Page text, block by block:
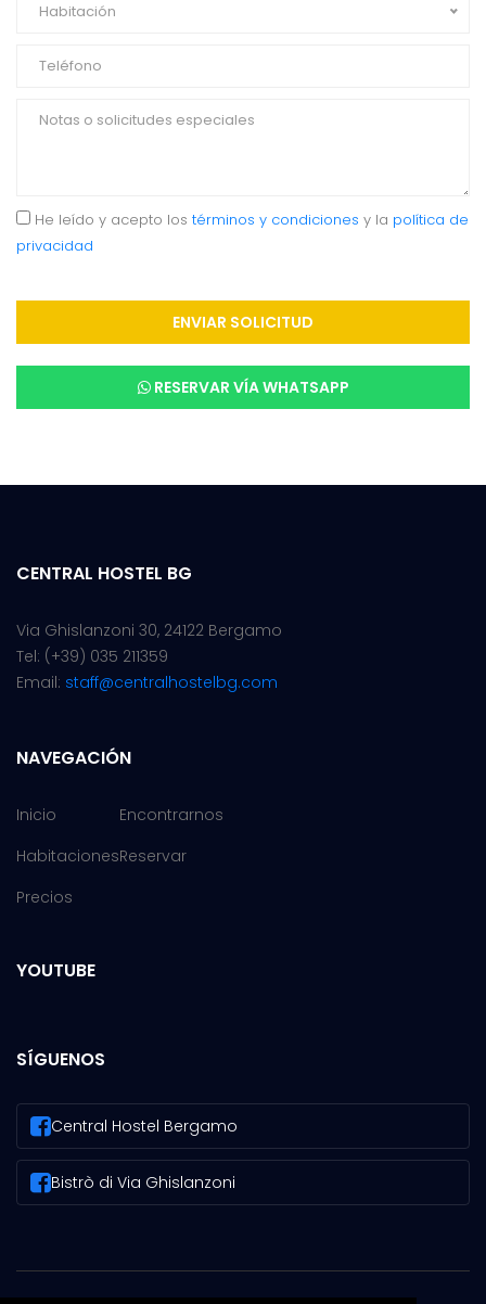
Habitación
He leído y acepto los términos y condiciones y la política de
privacidad
ENVIAR SOLICITUD
RESERVAR VÍA WHATSAPP
CENTRAL HOSTEL BG
Via Ghislanzoni 30, 24122 Bergamo
Tel: (+39) 035 211359
Email: staff@centralhostelbg.com
NAVEGACIÓN
Inicio
Habitaciones
Precios
Encontrarnos
Reservar
YOUTUBE
SÍGUENOS
Central Hostel Bergamo
Bistrò di Via Ghislanzoni